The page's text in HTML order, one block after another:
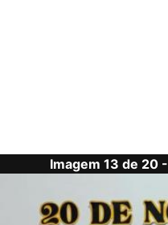
Imagem 13 de 20 -